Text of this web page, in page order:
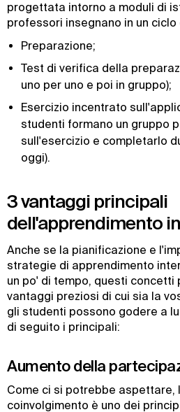
progettata intorno a moduli di
professori insegnano in un ciclo
Preparazione;
Test di verifica della
uno per uno e poi in gruppo);
Esercizio incentrato
studenti formano un gruppo
sull'esercizio e completarlo
oggi).
3 vantaggi principali
dell'apprendimento
Anche se la pianificazione e
strategie di apprendimento
un po' di tempo, questi
vantaggi preziosi di cui sia la
gli studenti possono godere a
di seguito i principali:
Aumento della
Come ci si potrebbe aspettare,
coinvolgimento è uno dei